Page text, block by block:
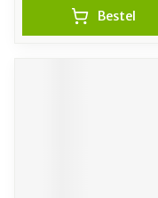
Bestel